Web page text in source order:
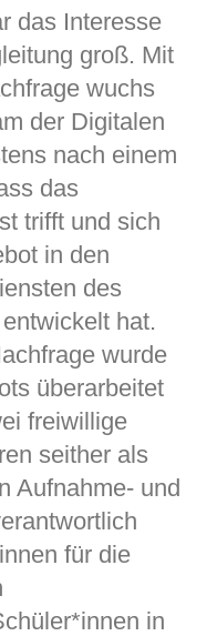
das Interesse
groß. Mit
wuchs
der Digitalen
nach einem
das
trifft und sich
in den
des
hat.
wurde
überarbeitet
freiwillige
seither als
Aufnahme- und
für die
in